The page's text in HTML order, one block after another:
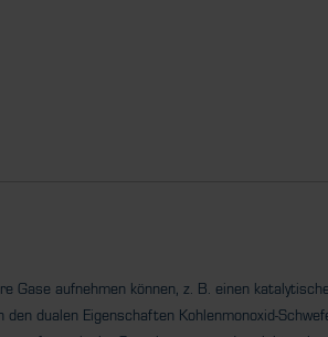
Gase aufnehmen können, z. B. einen
dualen Eigenschaften Kohlenmonoxid-